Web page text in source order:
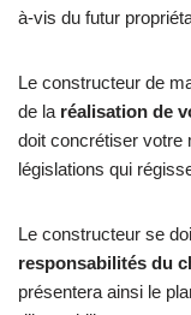
à-vis du futur
Le constructeur de
de la réalisation de
doit concrétiser votre
législations qui
Le constructeur se
responsabilités du
présentera ainsi le